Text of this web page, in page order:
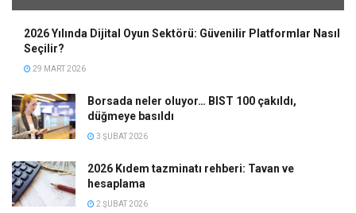
2026 Yılında Dijital Oyun Sektörü: Güvenilir Platformlar Nasıl
Seçilir?
29 MART 2026
Borsada neler oluyor… BIST 100 çakıldı,
düğmeye basıldı
3 ŞUBAT 2026
2026 Kıdem tazminatı rehberi: Tavan ve
hesaplama
2 ŞUBAT 2026